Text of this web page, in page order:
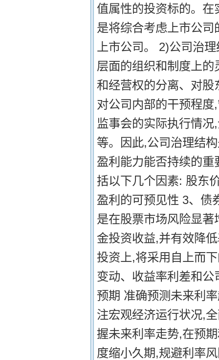
值属性的投资标的。
是将综合考虑上市公
上市公司。 2)公司治
层面的组织和制度上
和经营权的分离、对
对公司内部的干预程
监事会的实际执行情
等。因此,公司治理结
盈利能力能否持续的
括以下几个因素: 股东
盈利的可预见性 3、债
是在股票市场风险显
金投资收益,并有效降
投资上,将采用自上而
变动、收益率利差和
预期 准确预测未来利
注宏观经济运行状况,
握未来利率走势,在预
度缩小久期,规避利率